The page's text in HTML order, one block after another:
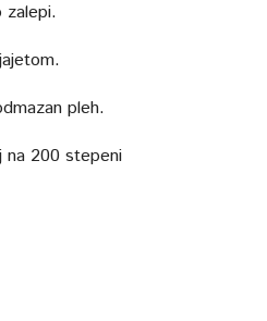
pleh.
na 200 stepeni